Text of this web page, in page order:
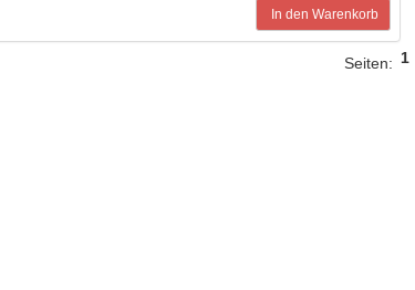
In den Warenkorb
1
Seiten: